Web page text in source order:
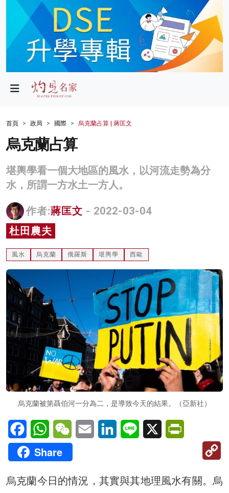
政局
財經
生活
商業
科技
影片
關於我們
首頁 政局 國際 烏克蘭占算 | 蔣匡文
烏克蘭占算
堪輿學看一個大地區的風水，以河流走勢為分
水，所謂一方水土一方人。
作者:蔣匡文 - 2022-03-04
杜田農夫
風水 烏克蘭 俄羅斯 堪輿學 西歐
烏克蘭被第聶伯河一分為二，是導致今天的結果。（亞新社）
FacebookWhatsAppWeChatEmail LinkedInLine X
Share
烏克蘭今日的情況，其實與其地理風水有關。烏